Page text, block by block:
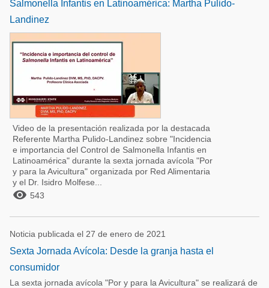
Salmonella Infantis en Latinoamérica: Martha Pulido-
Landinez
Video de la presentación realizada por la destacada
Referente Martha Pulido-Landinez sobre "Incidencia
e importancia del Control de Salmonella Infantis en
Latinoamérica" durante la sexta jornada avícola "Por
y para la Avicultura" organizada por Red Alimentaria
y el Dr. Isidro Molfese...
 543
Noticia publicada el 27 de enero de 2021
Sexta Jornada Avícola: Desde la granja hasta el
consumidor
La sexta jornada avícola "Por y para la Avicultura" se realizará de